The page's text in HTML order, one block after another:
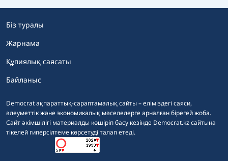
Democrat ақпараттық-сараптамалық сайты – еліміздегі саяси,
әлеуметтік және экономикалық мәселелерге арналған бірегей жоба.
Сайт әкімшілігі материалды көшіріп басу кезінде Democrat.kz сайтына
тікелей гиперсілтеме көрсетуді талап етеді.
Біз туралы
Жарнама
Құпиялық саясаты
Байланыс